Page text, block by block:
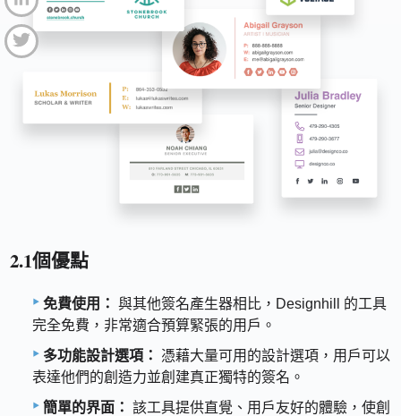
2.1個優點
免費使用： 與其他簽名產生器相比，Designhill 的工具
完全免費，非常適合預算緊張的用戶。
多功能設計選項：
憑藉大量可用的設計選項，用戶可以
表達他們的創造力並創建真正獨特的簽名。
簡單的界面： 該工具提供直覺、用戶友好的體驗，使創